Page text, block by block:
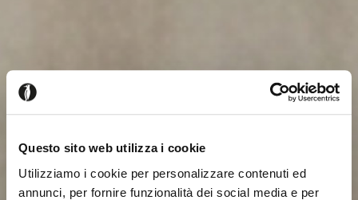
Questo sito web utilizza i cookie
Utilizziamo i cookie per personalizzare contenuti ed
annunci, per fornire funzionalità dei social media e per